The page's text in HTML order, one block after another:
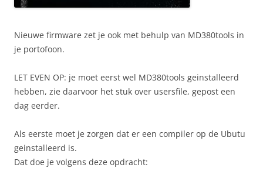
Nieuwe firmware zet je ook met behulp van MD380tools in
je portofoon.
LET EVEN OP: je moet eerst wel MD380tools geinstalleerd
hebben, zie daarvoor het stuk over usersfile, gepost een
dag eerder.
Als eerste moet je zorgen dat er een compiler op de Ubutu
geinstalleerd is.
Dat doe je volgens deze opdracht: